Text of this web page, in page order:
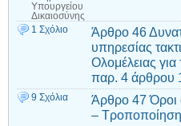
Υπουργείου
Δικαιοσύνης
1 Σχόλιο
Άρθρο 46
υπηρεσίας
Ολομέλειας
παρ. 4 άρθρου
9 Σχόλια
Άρθρο 47 Όροι
–